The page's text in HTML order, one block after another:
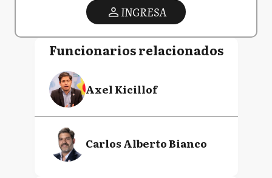
INGRESA
Funcionarios relacionados
Axel Kicillof
Carlos Alberto Bianco